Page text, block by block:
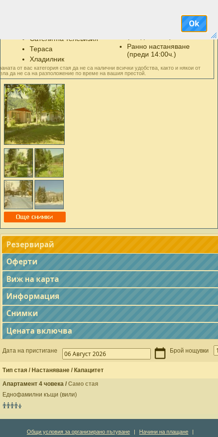
Сателитна телевизия
Тераса
Хладилник
Безплатен паркинг
Късно освобождаване
Ранно настаняване
(преди 14:00ч.)
от вас категория стая да не са налични всички удобства, както и някои от
да не са на разположение по време на вашия престой.
Резервирай
Оферти
Виж на карта
Информация
Снимки
Цената включва
Дата на пристигане Брой нощувки
Тип стая / Настаняване / Капацитет
Апартамент 4 човека / Само стая
Еднофамилни къщи (вили)
Общи условия за организирано пътуване Начини на плащане
Ok